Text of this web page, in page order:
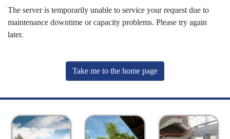
The server is temporarily unable to service your request due to
maintenance downtime or capacity problems. Please try again
later.
Take me to the home page